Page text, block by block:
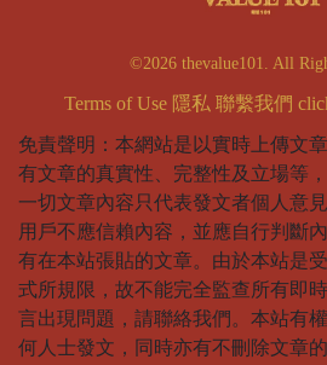
©2026 thevalue101. All
Terms of Use 隱私 聯繫我們
免責聲明：本網站是以實時上傳文
有文章的真實性、完整性及立場等
一切文章內容只代表發文者個人意
用戶不應信賴內容，並應自行判斷
有在本站張貼的文章。由於本站是
式所規限，故不能完全監查所有即
言出現問題，請聯絡我們。本站有
何人士發文，同時亦有不刪除文章